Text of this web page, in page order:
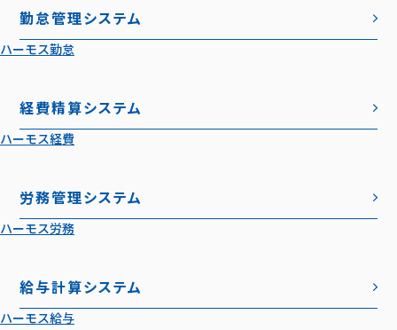
勤怠管理システム
ハーモス勤怠
経費精算システム
ハーモス経費
労務管理システム
ハーモス労務
給与計算システム
ハーモス給与